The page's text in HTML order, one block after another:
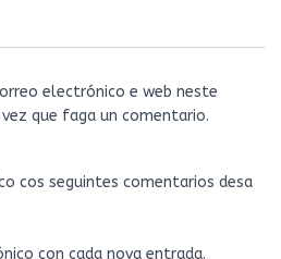
electrónico e web neste
que faga un comentario.
cos seguintes comentarios desa
con cada nova entrada.